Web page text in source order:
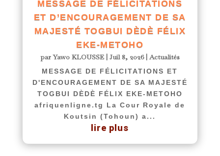
MESSAGE DE FÉLICITATIONS
ET D’ENCOURAGEMENT DE SA
MAJESTÉ TOGBUI DÈDÈ FÉLIX
EKE-METOHO
parYawo KLOUSSE| Juil 8, 2026|Actualités
MESSAGE DE FÉLICITATIONS ET
D'ENCOURAGEMENT DE SA MAJESTÉ
TOGBUI DÈDÈ FÉLIX EKE-METOHO
afriquenligne.tg La Cour Royale de
Koutsin (Tohoun) a...
lire plus